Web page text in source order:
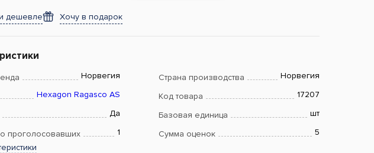
дешевле Хочу в подарок
Норвегия Страна производства Норвегия
Hexagon Ragasco AS Код товара 17207
Да Базовая единица шт
проголосовавших 1 Сумма оценок
5